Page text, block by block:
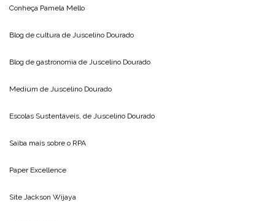
Conheça Pamela Mello
Blog de cultura de Juscelino Dourado
Blog de gastronomia de Juscelino Dourado
Medium de Juscelino Dourado
Escolas Sustentáveis, de Juscelino Dourado
Saiba mais sobre o RPA
Paper Excellence
Site Jackson Wijaya